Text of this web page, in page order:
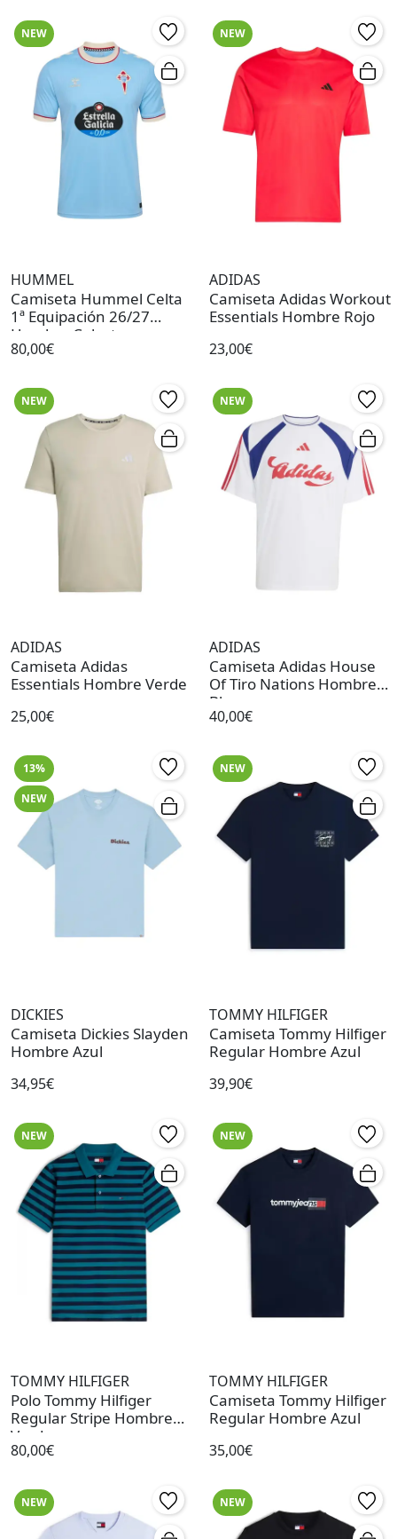
NEW
HUMMEL
Camiseta Hummel Celta
1ª Equipación 26/27
Hombre Celeste
80,00€
NEW
ADIDAS
Camiseta Adidas Workout
Essentials Hombre Rojo
23,00€
NEW
ADIDAS
Camiseta Adidas
Essentials Hombre Verde
25,00€
NEW
ADIDAS
Camiseta Adidas House
Of Tiro Nations Hombre
Blanco
40,00€
13%
NEW
DICKIES
Camiseta Dickies Slayden
Hombre Azul
34,95€
NEW
TOMMY HILFIGER
Camiseta Tommy Hilfiger
Regular Hombre Azul
39,90€
NEW
TOMMY HILFIGER
Polo Tommy Hilfiger
Regular Stripe Hombre
Verde
80,00€
NEW
TOMMY HILFIGER
Camiseta Tommy Hilfiger
Regular Hombre Azul
35,00€
NEW NEW